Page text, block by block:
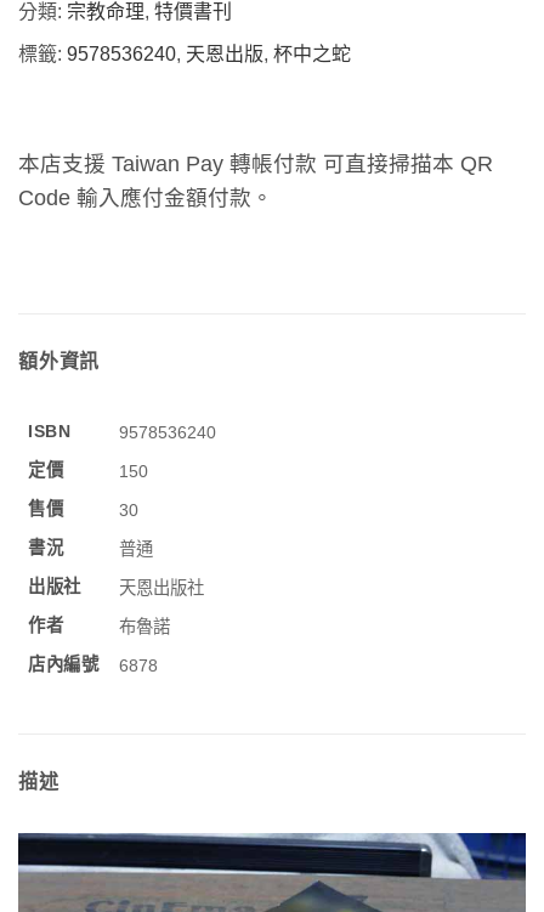
分類: 宗教命理, 特價書刊
標籤: 9578536240, 天恩出版, 杯中之蛇
本店支援 Taiwan Pay 轉帳付款 可直接掃描本 QR
Code 輸入應付金額付款。
額外資訊
ISBN
9578536240
定價
150
售價
30
書況
普通
出版社
天恩出版社
作者
布魯諾
店內編號
6878
描述